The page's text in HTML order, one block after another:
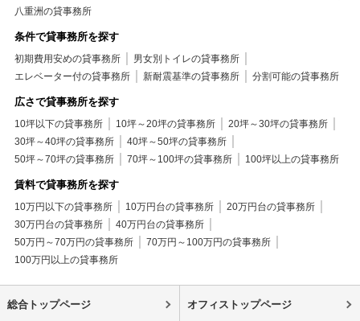
八重洲の貸事務所
条件で貸事務所を探す
初期費用安めの貸事務所
男女別トイレの貸事務所
エレベーター付の貸事務所
新耐震基準の貸事務所 分割可能の貸事務所
広さで貸事務所を探す
10坪以下の貸事務所 10坪～20坪の貸事務所
20坪～30坪の貸事務所
30坪～40坪の貸事務所
40坪～50坪の貸事務所
50坪～70坪の貸事務所
70坪～100坪の貸事務所 100坪以上の貸事務所
賃料で貸事務所を探す
10万円以下の貸事務所 10万円台の貸事務所
20万円台の貸事務所
30万円台の貸事務所
40万円台の貸事務所
50万円～70万円の貸事務所
70万円～100万円の貸事務所
100万円以上の貸事務所
総合トップページ オフィストップページ